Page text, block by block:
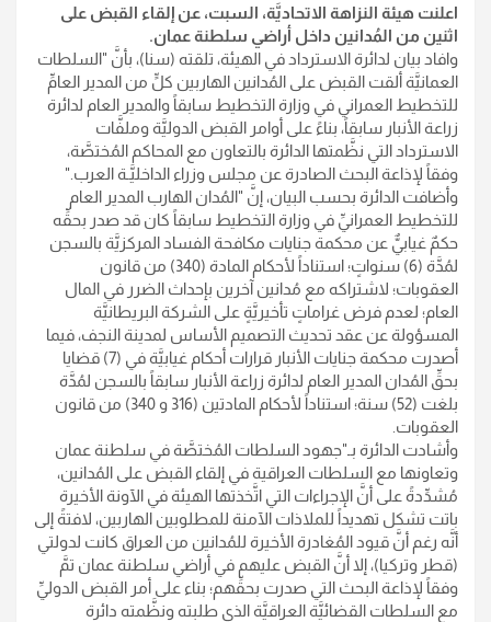
اعلنت هيئة النزاهة الاتحاديَّة، السبت، عن إلقاء القبض على
اثنين من المُدانين داخل أراضي سلطنة عمان.
وافاد بيان لدائرة الاسترداد في الهيئة، تلقته (سنا)، بأنَّ "السلطات
العمانيَّة ألقت القبض على المُدانين الهاربين كلٍّ من المدير العامِّ
للتخطيط العمراني في وزارة التخطيط سابقاً والمدير العام لدائرة
زراعة الأنبار سابقاً، بناءً على أوامر القبض الدوليَّة وملفَّات
الاسترداد التي نظَّمتها الدائرة بالتعاون مع المحاكم المُختصَّة،
وفقاً لإذاعة البحث الصادرة عن مجلس وزراء الداخليَّـة العرب ".
وأضافت الدائرة بحسب البيان، إنَّ "المُدان الهارب المدير العام
للتخطيط العمرانيِّ في وزارة التخطيط سابقاً كان قد صدر بحقِّه
حكمٌ غيابيٌّ عن محكمة جنايات مكافحة الفساد المركزيَّة بالسجن
لمُدَّة (6) سنواتٍ؛ استناداً لأحكام المادة (340) من قانون
العقوبات؛ لاشتراكه مع مُدانين آخرين بإحداث الضرر في المال
العام؛ لعدم فرض غراماتٍ تأخيريَّةٍ على الشركة البريطانيَّة
المسؤولة عن عقد تحديث التصميم الأساس لمدينة النجف، فيما
أصدرت محكمة جنايات الأنبار قرارات أحكام غيابيَّة في (7) قضايا
بحقِّ المُدان المدير العام لدائرة زراعة الأنبار سابقاً بالسجن لمُدَّة
بلغت (52) سنة؛ استناداً لأحكام المادتين (316 و 340) من قانون
العقوبات
وأشادت الدائرة بـ"جهود السلطات المُختصَّة في سلطنة عمان
وتعاونها مع السلطات العراقية في إلقاء القبض على المُدانين،
مُشدِّدةً على أنَّ الإجراءات التي اتَّخذتها الهيئة في الآونة الأخيرة
باتت تشكل تهديداً للملاذات الآمنة للمطلوبين الهاربين، لافتةً إلى
أنَّه رغم أنَّ قيود المُغادرة الأخيرة للمُدانين من العراق كانت لدولتي
(قطر وتركيا)، إلا أنَّ القبض عليهم في أراضي سلطنة عمان تمَّ
وفقاً لإذاعة البحث التي صدرت بحقِّهم؛ بناء على أمر القبض الدوليِّ
مع السلطات القضائيَّة العراقيَّة الذي طلبته ونظَّمته دائرة